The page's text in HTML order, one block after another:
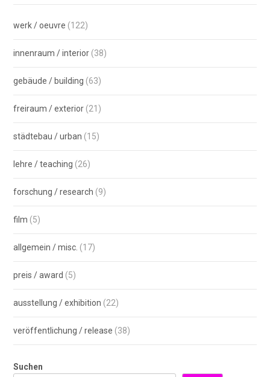
werk / oeuvre (122)
innenraum / interior (38)
gebäude / building (63)
freiraum / exterior (21)
städtebau / urban (15)
lehre / teaching (26)
forschung / research (9)
film (5)
allgemein / misc. (17)
preis / award (5)
ausstellung / exhibition (22)
veröffentlichung / release (38)
Suchen